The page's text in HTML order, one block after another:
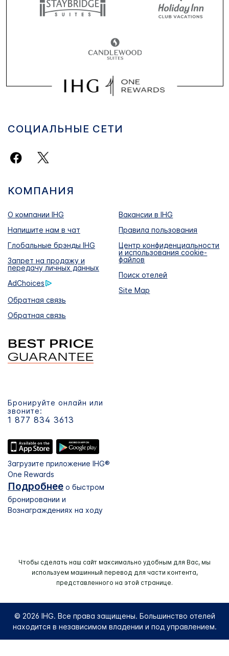
СОЦИАЛЬНЫЕ СЕТИ
КОМПАНИЯ
О компании IHG
Вакансии в IHG
Напишите нам в чат
Правила пользования
Глобальные брэнды IHG
Центр конфиденциальности
и использования cookie-
файлов
Запрет на продажу и
передачу личных данных
Поиск отелей
AdChoices
Site Map
Обратная связь
Обратная связь
Бронируйте онлайн или
звоните:
1 877 834 3613
Загрузите приложение IHG®
One Rewards
Подробнее о быстром
бронировании и
Вознаграждениях на ходу
Чтобы сделать наш сайт максимально удобным для Вас, мы
используем машинный перевод для части контента,
представленного на этой странице.
© 2026 IHG. Все права защищены. Большинство отелей
находится в независимом владении и под управлением.